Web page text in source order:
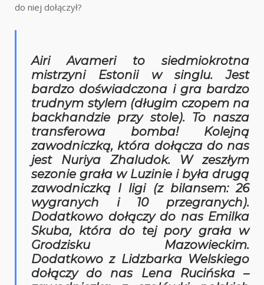
do niej dołączył?
Airi Avameri to siedmiokrotna
mistrzyni Estonii w singlu. Jest
bardzo doświadczona i gra bardzo
trudnym stylem (długim czopem na
backhandzie przy stole). To nasza
transferowa bomba! Kolejną
zawodniczką, która dołącza do nas
jest Nuriya Zhaludok. W zeszłym
sezonie grała w Luzinie i była drugą
zawodniczką I ligi (z bilansem: 26
wygranych i 10 przegranych).
Dodatkowo dołączy do nas Emilka
Skuba, która do tej pory grała w
Grodzisku Mazowieckim.
Dodatkowo z Lidzbarka Welskiego
dołączy do nas Lena Rucińska –